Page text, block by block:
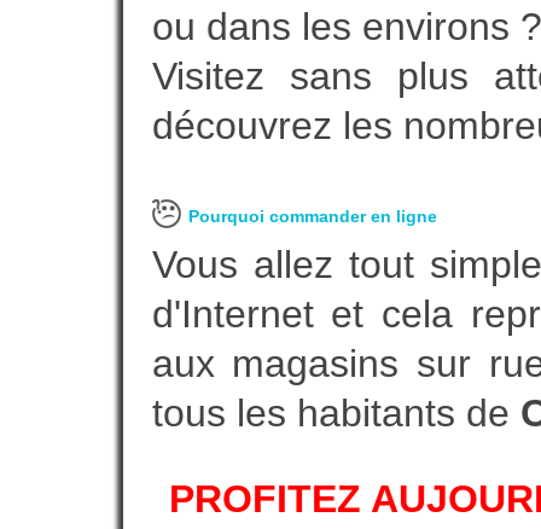
ou dans les environs ?
Visitez sans plus
découvrez les
Pourquoi commander en ligne
Vous allez tout
d'Internet et cela
aux magasins sur
tous les habitants de
PROFITEZ